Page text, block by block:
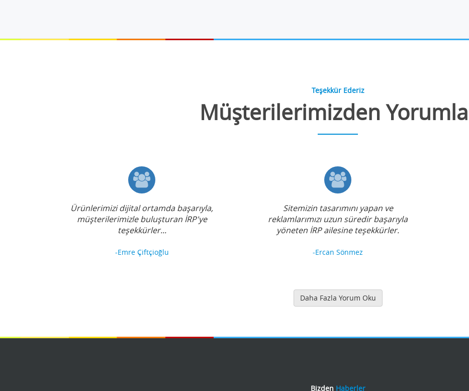
Teşekkür Ederiz
Müşterilerimizden
Ürünlerimizi dijital ortamda başarıyla,
müşterilerimizle buluşturan İRP'ye
teşekkürler...
-Emre Çiftçioğlu
Sitemizin tasarımını yapan ve
reklamlarımızı uzun süredir başarıyla
yöneten İRP ailesine teşekkürler.
-Ercan Sönmez
Daha Fazla Yorum Oku
Bizden Haberler